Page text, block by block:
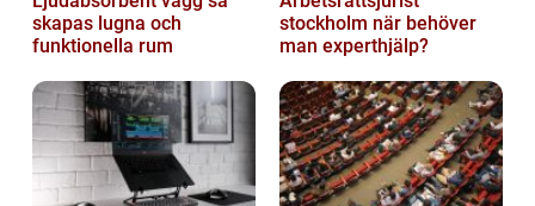
skapas lugna och
funktionella rum
stockholm när behöver
man experthjälp?